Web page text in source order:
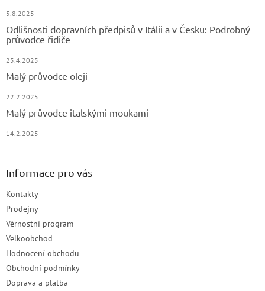
5.8.2025
Odlišnosti dopravních předpisů v Itálii a v Česku: Podrobný
průvodce řidiče
25.4.2025
Malý průvodce oleji
22.2.2025
Malý průvodce italskými moukami
14.2.2025
Informace pro vás
Kontakty
Prodejny
Věrnostní program
Velkoobchod
Hodnocení obchodu
Obchodní podmínky
Doprava a platba